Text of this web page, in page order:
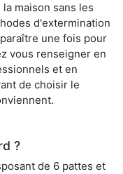
maison sans les
d'extermination
une fois pour
vous renseigner en
et en
de choisir le
?
de 6 pattes et